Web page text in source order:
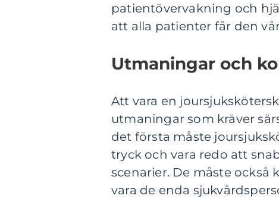
patientövervakning och
att alla patienter får den
Utmaningar och
Att vara en
utmaningar som kräver
det första måste
tryck och vara redo att
scenarier. De måste också
vara de enda